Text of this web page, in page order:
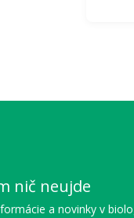
nič neujde
a novinky v